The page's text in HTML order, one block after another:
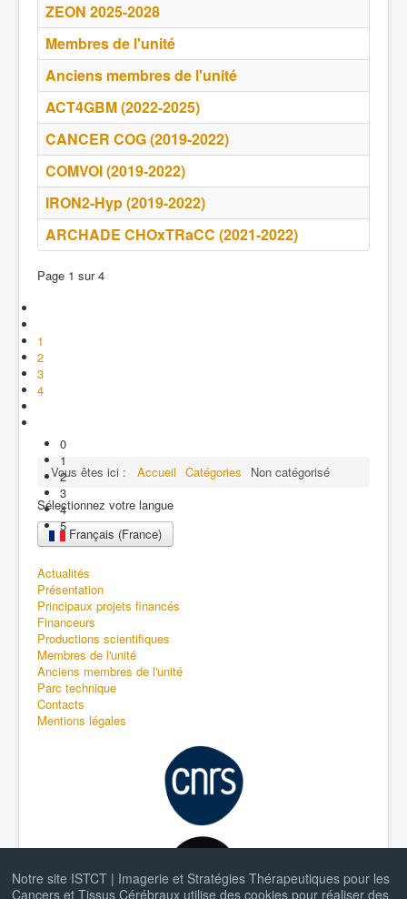
Notre site ISTCT | Imagerie et Stratégies Thérapeutiques pour les
Cancers et Tissus Cérébraux utilise des cookies pour réaliser des
0
1
2
3
4
5
ZEON 2025-2028
Membres de l'unité
Anciens membres de l'unité
ACT4GBM (2022-2025)
CANCER COG (2019-2022)
COMVOI (2019-2022)
IRON2-Hyp (2019-2022)
ARCHADE CHOxTRaCC (2021-2022)
Page 1 sur 4
1
2
3
4
Vous êtes ici : Accueil Catégories
Non catégorisé
Sélectionnez votre langue
Français (France)
Actualités
Présentation
Principaux projets financés
Financeurs
Productions scientifiques
Membres de l'unité
Anciens membres de l'unité
Parc technique
Contacts
Mentions légales